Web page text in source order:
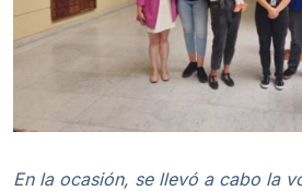
En la ocasión, se llevó a cabo la